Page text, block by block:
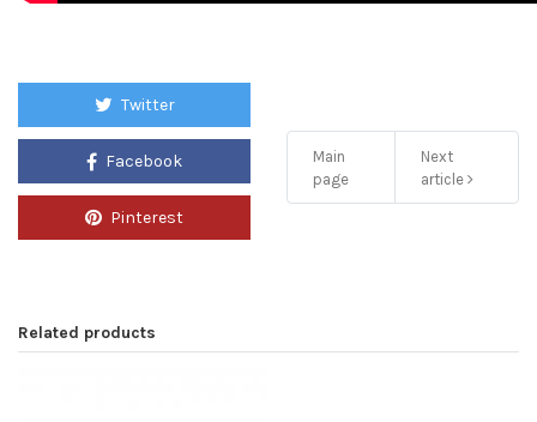
Twitter
Facebook
Pinterest
Main
page
Next
article
Related products